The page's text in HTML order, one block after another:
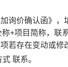
询价确认函》，
+项目简称，联
若存在变动或修
式 联系。